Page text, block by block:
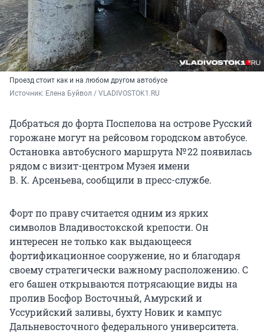
Проезд стоит как и на любом другом автобусе
Источник: Елена Буйвол / VLADIVOSTOK1.RU
Добраться до форта Поспелова на острове Русский
горожане могут на рейсовом городском автобусе.
Остановка автобусного маршрута № 22 появилась
рядом с визит-центром Музея имени
В. К. Арсеньева, сообщили в пресс-службе.
Форт по праву считается одним из ярких
символов Владивостокской крепости. Он
интересен не только как выдающееся
фортификационное сооружение, но и благодаря
своему стратегически важному расположению. С
его башен открываются потрясающие виды на
пролив Босфор Восточный, Амурский и
Уссурийский заливы, бухту Новик и кампус
Дальневосточного федерального университета.